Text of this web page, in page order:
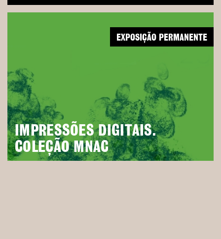
IMPRESSÕES DIGITAIS.
COLEÇÃO MNAC
EXPOSIÇÃO PERMANENTE